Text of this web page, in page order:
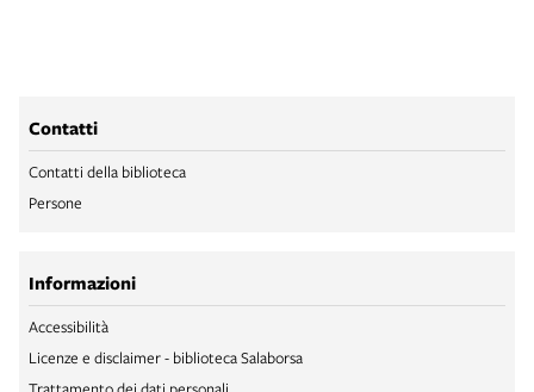
Contatti
Contatti della biblioteca
Persone
Informazioni
Accessibilità
Licenze e disclaimer - biblioteca Salaborsa